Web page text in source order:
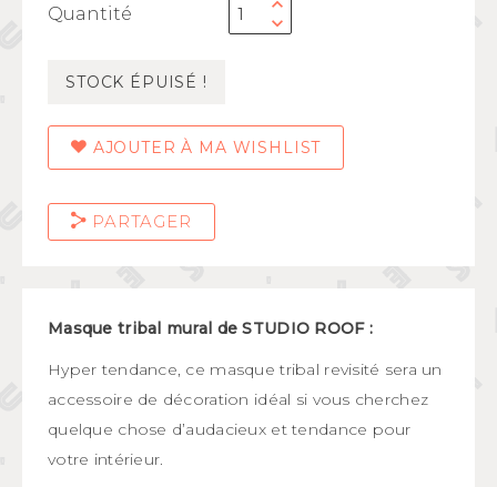
Quantité
STOCK ÉPUISÉ !
AJOUTER À MA WISHLIST
PARTAGER
Masque tribal mural de STUDIO ROOF :
Hyper tendance, ce masque tribal revisité sera un
accessoire de décoration idéal si vous cherchez
quelque chose d’audacieux et tendance pour
votre intérieur.